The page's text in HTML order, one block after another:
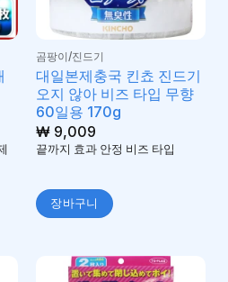
곰팡이/진드기
대일본제충국 킨쵸 진드기
오지 않아 비즈 타입 무향
60일용 170g
₩9,009
끝까지 효과 안정 비즈 타입
장바구니